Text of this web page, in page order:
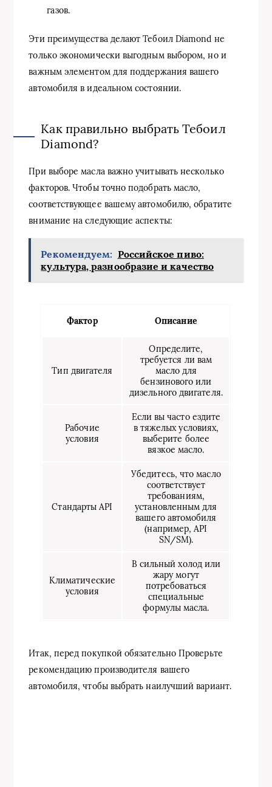
газов.
Эти преимущества делают Тебоил Diamond не
только экономически выгодным выбором, но и
важным элементом для поддержания вашего
автомобиля в идеальном состоянии.
Как правильно выбрать Тебоил
Diamond?
При выборе масла важно учитывать несколько
факторов. Чтобы точно подобрать масло,
соответствующее вашему автомобилю, обратите
внимание на следующие аспекты:
Рекомендуем: Российское пиво:
культура, разнообразие и качество
Фактор Описание
Тип двигателя
Определите,
требуется ли вам
масло для
бензинового или
дизельного двигателя.
Рабочие
условия
Если вы часто ездите
в тяжелых условиях,
выберите более
вязкое масло.
Стандарты API
Убедитесь, что масло
соответствует
требованиям,
установленным для
вашего автомобиля
(например, API
SN/SM).
Климатические
условия
В сильный холод или
жару могут
потребоваться
специальные
формулы масла.
Итак, перед покупкой обязательно Проверьте
рекомендацию производителя вашего
автомобиля, чтобы выбрать наилучший вариант.